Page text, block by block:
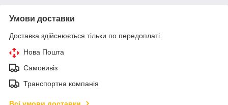
Умови доставки
Доставка здійснюється тільки по передоплаті.
Нова Пошта
Самовивіз
Транспортна компанія
Всі умови доставки